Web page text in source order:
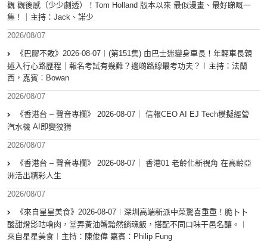
觀 觀後感（少少劇透）！Tom Holland 版本以來 最似漫畫、最好睇嘅一
集！｜主持：Jack、諾少
2026/08/07
《巴膠不敗》2026-08-07︱(第151集) 由巴士迷變身車長！年輕車長親
述入行心路歷程｜報名考試有幾難？邊啲路線最考功夫？︱主持：法蘭
西，嘉賓︰Bowan
2026/08/07
《香港台 – 聲音專欄》 2026-08-07｜ 信報CEO AI EJ Tech模擬經營
汽水機 AI即變狡猾
2026/08/07
《香港台 – 聲音專欄》 2026-08-07｜ 香港01 老齡化新視角 在高齡亞
洲活出精彩人生
2026/08/07
《來自星星美食》2026-08-07︱深圳高端新派中菜驚喜重重！脆卜卜
酸甜燈影咕嚕肉，堂弄黃油蟹黯然銷魂飯，搭配不同口味干邑名釀。︱
來自星星美食︱主持：陳俊偉 嘉賓：Philip Fung